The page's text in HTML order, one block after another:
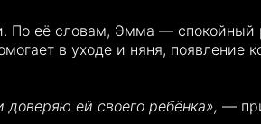
По её словам, Эмма — спокойный
в уходе и няня, появление
ей своего ребёнка», —